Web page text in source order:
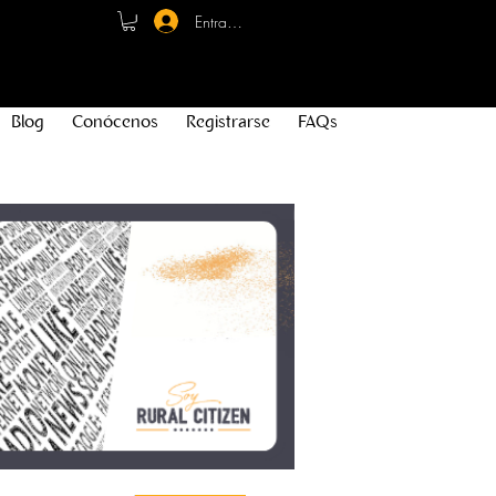
Entrar - Registro
Blog Conócenos Registrarse FAQs